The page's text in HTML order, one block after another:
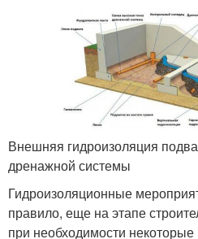
Внешняя гидроизоляция
дренажной системы
Гидроизоляционные
правило, еще на этапе
при необходимости